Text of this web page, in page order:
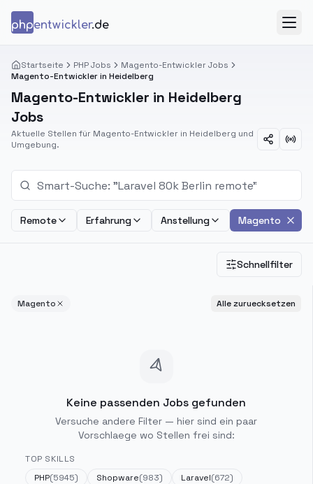
phpentwickler.de
Startseite PHP Jobs
Magento-Entwickler Jobs
Magento-Entwickler in Heidelberg
Magento-Entwickler in Heidelberg
Jobs
Aktuelle Stellen für Magento-Entwickler in Heidelberg und
Umgebung.
Remote Erfahrung Anstellung Magento
Schnellfilter
Magento Alle zuruecksetzen
Keine passenden Jobs gefunden
Versuche andere Filter — hier sind ein paar
Vorschlaege wo Stellen frei sind:
TOP SKILLS
PHP(5945) Shopware(983) Laravel(672)